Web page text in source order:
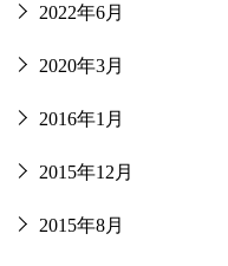
2022年6月
2020年3月
2016年1月
2015年12月
2015年8月